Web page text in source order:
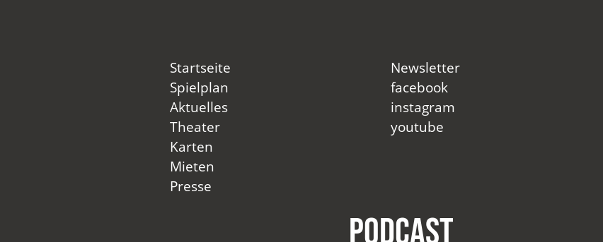
Startseite
Spielplan
Aktuelles
Theater
Karten
Mieten
Presse
Newsletter
facebook
instagram
youtube
Podcast